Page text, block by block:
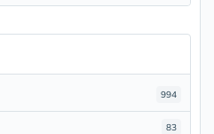
994
83